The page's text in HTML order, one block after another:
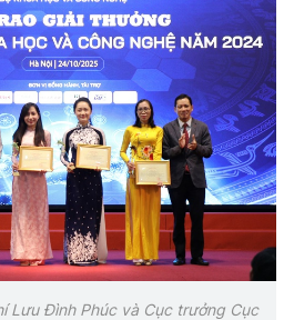
Lưu Đình Phúc và Cục trưởng Cục